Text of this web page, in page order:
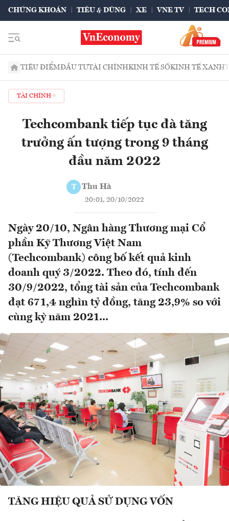
CHỨNG KHOÁN TIÊU & DÙNG XE VNE TV TECH
TIÊU ĐIỂMĐẦU TƯTÀI CHÍNHKINH TẾ SỐKINH TẾ XANH
TÀI CHÍNH
Techcombank tiếp tục đà tăng
trưởng ấn tượng trong 9 tháng
đầu năm 2022
T Thu Hà
20:01, 20/10/2022
Ngày 20/10, Ngân hàng Thương mại Cổ
phần Kỹ Thương Việt Nam
(Techcombank) công bố kết quả kinh
doanh quý 3/2022. Theo đó, tính đến
30/9/2022, tổng tài sản của Techcombank
đạt 671,4 nghìn tỷ đồng, tăng 23,9% so với
cùng kỳ năm 2021...
TĂNG HIỆU QUẢ SỬ DỤNG VỐN